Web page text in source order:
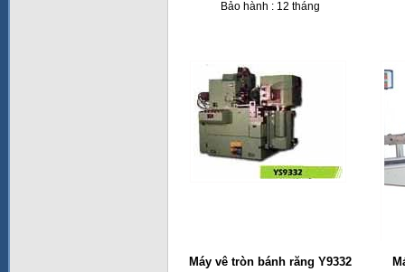
Bảo hành : 12 tháng
Máy vê tròn bánh răng Y9332